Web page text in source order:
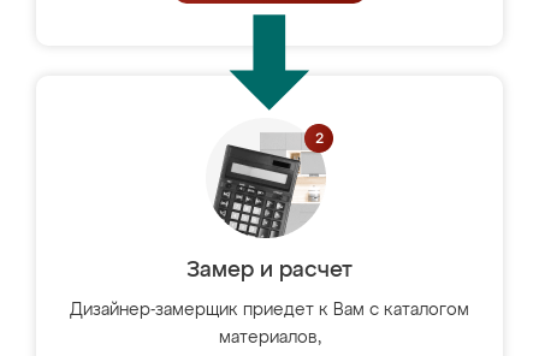
Замер и расчет
Дизайнер-замерщик приедет к Вам с каталогом
материалов,